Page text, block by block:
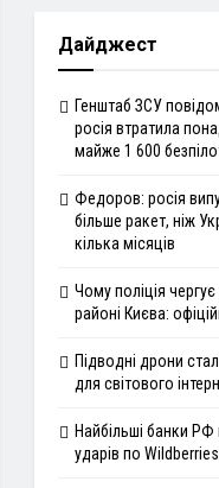
Дайджест
Генштаб ЗСУ
росія втратила
майже 1 600
Федоров: росія
більше ракет, ніж
кілька місяців
Чому поліція
районі Києва:
Підводні дрони
для світового
Найбільші банки РФ
ударів по